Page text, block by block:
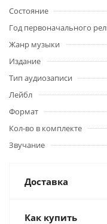
Состояние
Год первоначального
Жанр музыки
Издание
Тип аудиозаписи
Лейбл
Формат
Кол-во в комплекте
Звучание
Доставка
Как купить